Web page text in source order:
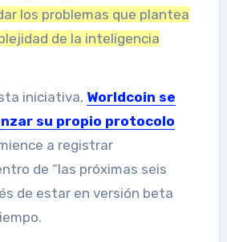
los problemas que plantea
de la inteligencia
iniciativa, Worldcoin se
su propio protocolo
a registrar
de “las próximas seis
de estar en versión beta